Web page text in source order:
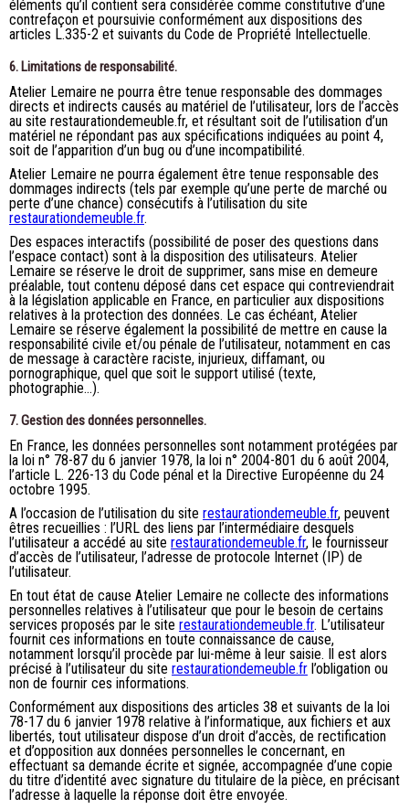
éléments qu’il contient sera considérée comme constitutive d’une
contrefaçon et poursuivie conformément aux dispositions des
articles L.335-2 et suivants du Code de Propriété Intellectuelle.
6. Limitations de responsabilité.
Atelier Lemaire ne pourra être tenue responsable des dommages
directs et indirects causés au matériel de l’utilisateur, lors de l’accès
au site restaurationdemeuble.fr, et résultant soit de l’utilisation d’un
matériel ne répondant pas aux spécifications indiquées au point 4,
soit de l’apparition d’un bug ou d’une incompatibilité.
Atelier Lemaire ne pourra également être tenue responsable des
dommages indirects (tels par exemple qu’une perte de marché ou
perte d’une chance) consécutifs à l’utilisation du site
restaurationdemeuble.fr.
Des espaces interactifs (possibilité de poser des questions dans
l’espace contact) sont à la disposition des utilisateurs. Atelier
Lemaire se réserve le droit de supprimer, sans mise en demeure
préalable, tout contenu déposé dans cet espace qui contreviendrait
à la législation applicable en France, en particulier aux dispositions
relatives à la protection des données. Le cas échéant, Atelier
Lemaire se réserve également la possibilité de mettre en cause la
responsabilité civile et/ou pénale de l’utilisateur, notamment en cas
de message à caractère raciste, injurieux, diffamant, ou
pornographique, quel que soit le support utilisé (texte,
photographie…).
7. Gestion des données personnelles.
En France, les données personnelles sont notamment protégées par
la loi n° 78-87 du 6 janvier 1978, la loi n° 2004-801 du 6 août 2004,
l’article L. 226-13 du Code pénal et la Directive Européenne du 24
octobre 1995.
A l’occasion de l’utilisation du site restaurationdemeuble.fr, peuvent
êtres recueillies : l’URL des liens par l’intermédiaire desquels
l’utilisateur a accédé au site restaurationdemeuble.fr, le fournisseur
d’accès de l’utilisateur, l’adresse de protocole Internet (IP) de
l’utilisateur.
En tout état de cause Atelier Lemaire ne collecte des informations
personnelles relatives à l’utilisateur que pour le besoin de certains
services proposés par le site restaurationdemeuble.fr. L’utilisateur
fournit ces informations en toute connaissance de cause,
notamment lorsqu’il procède par lui-même à leur saisie. Il est alors
précisé à l’utilisateur du site restaurationdemeuble.fr l’obligation ou
non de fournir ces informations.
Conformément aux dispositions des articles 38 et suivants de la loi
78-17 du 6 janvier 1978 relative à l’informatique, aux fichiers et aux
libertés, tout utilisateur dispose d’un droit d’accès, de rectification
et d’opposition aux données personnelles le concernant, en
effectuant sa demande écrite et signée, accompagnée d’une copie
du titre d’identité avec signature du titulaire de la pièce, en précisant
l’adresse à laquelle la réponse doit être envoyée.